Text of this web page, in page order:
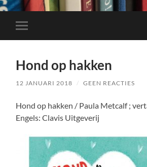
Toggle
mobiel
Hond op hakken
12 JANUARI 2018 / GEEN REACTIES
Hond op hakken / Paula Metcalf ;
Engels: Clavis Uitgeverij